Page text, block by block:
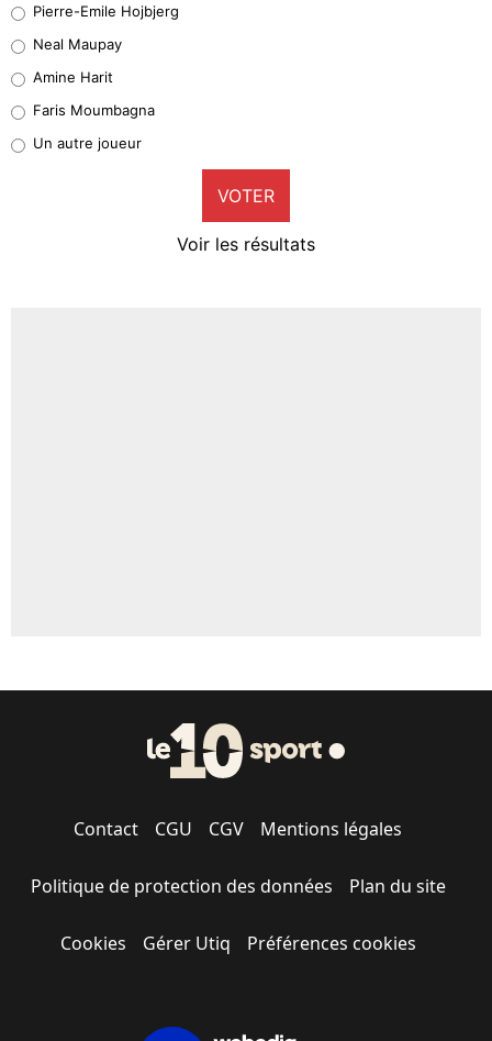
5%
1%
9%
Pierre-Emile Hojbjerg
Neal Maupay
Amine Harit
Faris Moumbagna
Un autre joueur
VOTER
Voir les résultats
Contact CGU CGV Mentions légales
Politique de protection des données Plan du site
Cookies Gérer Utiq Préférences cookies